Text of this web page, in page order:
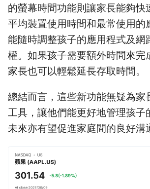
的螢幕時間功能則讓家長能夠快
平均裝置使用時間和最常使用的
能隨時調整孩子的應用程式及網
權。如果孩子需要額外時間來完
家長也可以輕鬆延長存取時間。
總結而言，這些新功能無疑為家
工具，讓他們能更好地管理孩子
未來亦有望促進家庭間的良好溝